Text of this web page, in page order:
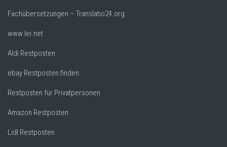
Fachübersetzungen – Translatio24.org
www.lei.net
Aldi Restposten
ebay Restposten finden
Restposten für Privatpersonen
Amazon Restposten
Lidl Restposten